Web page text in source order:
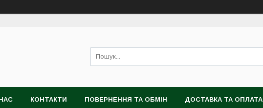
КОНТАКТИ ПОВЕРНЕННЯ ТА ОБМІН ДОСТАВКА ТА ОПЛАТА